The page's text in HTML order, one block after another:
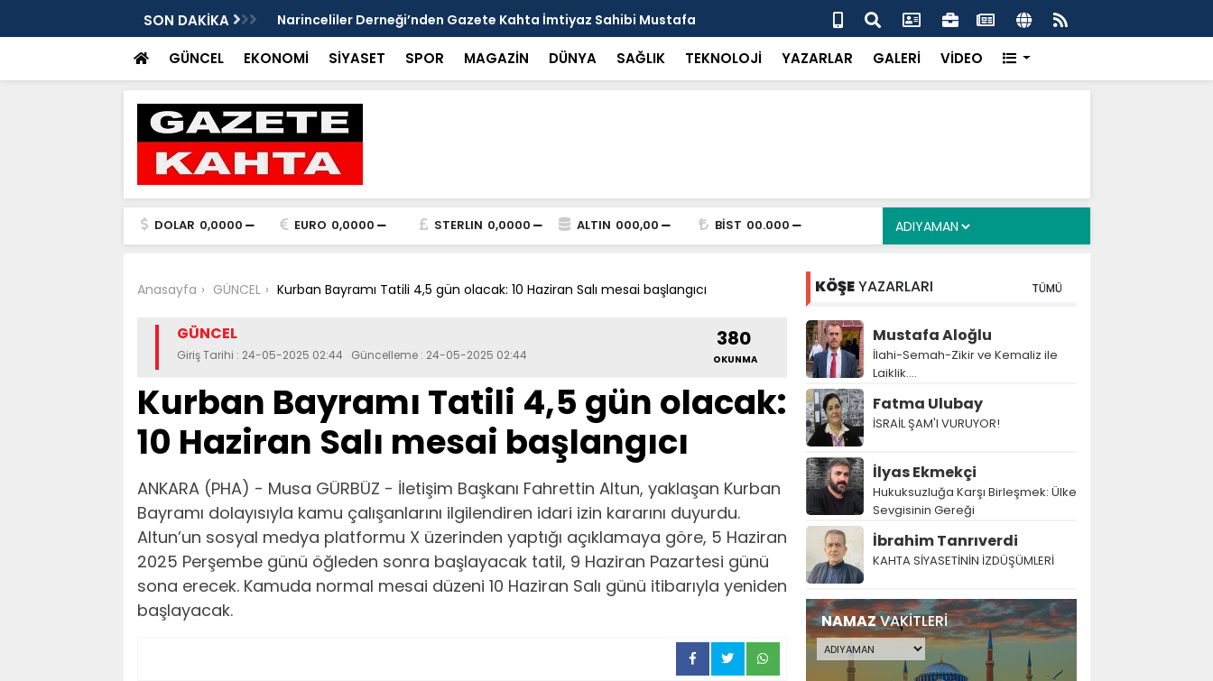
SON DAKİKA
Kahta İmtiyaz Sahibi Mustafa
Şanlıurfa’da yaz uyarısı: Güneşten Korunmayı Alışkanlık Haline
Getirin
Haliliye’de her gün 4 bin 898 vatandaşa sıcak yemek
GÜNCEL EKONOMİ SİYASET SPOR MAGAZİN DÜNYA SAĞLIK TEKNOLOJİ YAZARLAR GALERİ VİDEO
DOLAR 0,0000 EURO 0,0000 STERLIN 0,0000 ALTIN 000,00 BİST 00.000
Anasayfa GÜNCEL Kurban Bayramı Tatili 4,5 gün olacak: 10 Haziran Salı mesai başlangıcı
GÜNCEL
Giriş Tarihi : 24-05-2025 02:44 Güncelleme : 24-05-2025 02:44
380
OKUNMA
Kurban Bayramı Tatili 4,5 gün olacak:
10 Haziran Salı mesai başlangıcı
ANKARA (PHA) - Musa GÜRBÜZ - İletişim Başkanı Fahrettin Altun, yaklaşan Kurban
Bayramı dolayısıyla kamu çalışanlarını ilgilendiren idari izin kararını duyurdu.
Altun’un sosyal medya platformu X üzerinden yaptığı açıklamaya göre, 5 Haziran
2025 Perşembe günü öğleden sonra başlayacak tatil, 9 Haziran Pazartesi günü
sona erecek. Kamuda normal mesai düzeni 10 Haziran Salı günü itibarıyla yeniden
başlayacak.
KÖŞEYAZARLARI TÜMÜ
Mustafa Aloğlu
İlahi-Semah-Zikir ve Kemaliz ile
Laiklik….
Fatma Ulubay
İSRAİL ŞAM'I VURUYOR!
İlyas Ekmekçi
Hukuksuzluğa Karşı Birleşmek: Ülke
Sevgisinin Gereği
İbrahim Tanrıverdi
KAHTA SİYASETİNİN İZDÜŞÜMLERİ
NAMAZVAKİTLERİ